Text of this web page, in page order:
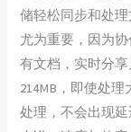
储轻松同步和处
尤为重要，因为
有文档，实时分享
214MB，即使处
处理，不会出现